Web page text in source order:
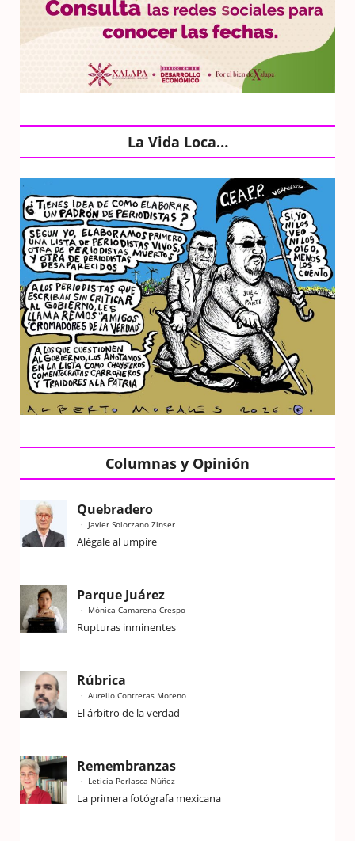
La Vida Loca…
Columnas y Opinión
Quebradero
Javier Solorzano Zinser
Alégale al umpire
Parque Juárez
Mónica Camarena Crespo
Rupturas inminentes
Rúbrica
Aurelio Contreras Moreno
El árbitro de la verdad
Remembranzas
Leticia Perlasca Núñez
La primera fotógrafa mexicana